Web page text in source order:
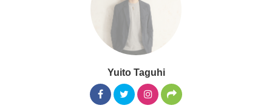
Yuito Taguhi